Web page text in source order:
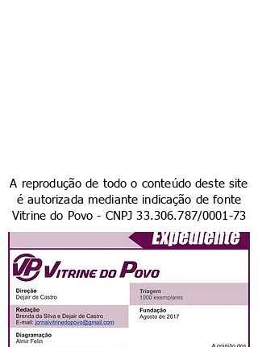
A reprodução de todo o conteúdo deste site
é autorizada mediante indicação de fonte
Vitrine do Povo - CNPJ33.306.787/0001-73